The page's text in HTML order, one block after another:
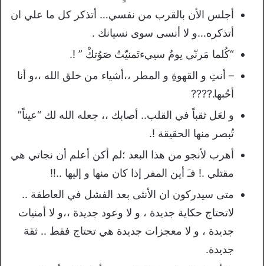
أجلس الأن بالقرب من نفسي… أتذكر كل ما علي ان
أتذكره…و لا أنسى سوى نسيانك .
“كُلما مَرنّي يومٌ سييءتَمنيّتُ صَوُتكْ ” !.
– أنتِ و القهوةِ و المطر ،،أشياء من خلق الله ،،و أنا
أحُبها.????
و لعَل ثقباً في القلب.. أصابك ،، جعله الله لك “عيناً”
تُبصر منها الحقيقة !.
أهرب لأنجو من هذا البعد ؛لم أكن أعلم أن نجاتي هي
مقتلي .! فـَ أين المفر إذا كان منها و إليها ..!!
متى سيدركون ان الأنثى بعد الفشل في العاطفة ..
لاتحتاج حكاية جديدة ، و لا وعود جديدة ،،و لا أمنيات
جديدة ، و لا معجزات جديدة هي تحتاج فقط .. ثقة
جديدة.